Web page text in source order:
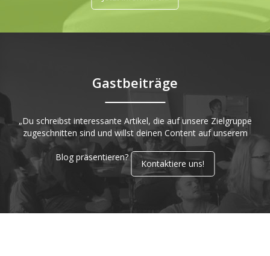
Gastbeiträge
„Du schreibst interessante Artikel, die auf unsere Zielgruppe
zugeschnitten sind und willst deinen Content auf unserem
Blog präsentieren?
Kontaktiere uns!